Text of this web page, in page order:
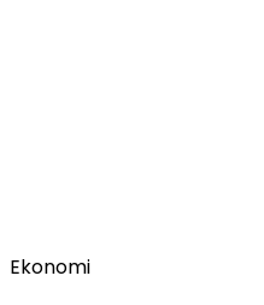
Ekonomi